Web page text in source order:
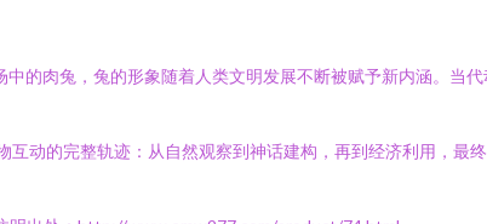
的肉兔，兔的形象随着人类文明发展不断被赋予新内涵。当
动的完整轨迹：从自然观察到神话建构，再到经济利用，最